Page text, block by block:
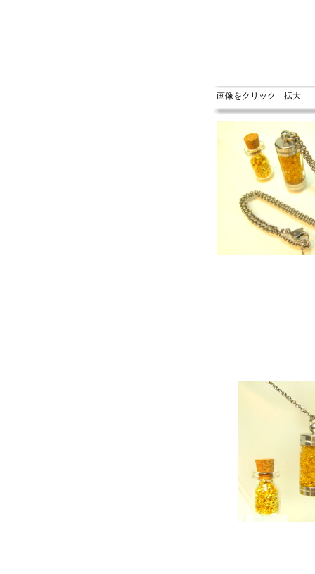
画像をクリック 拡大